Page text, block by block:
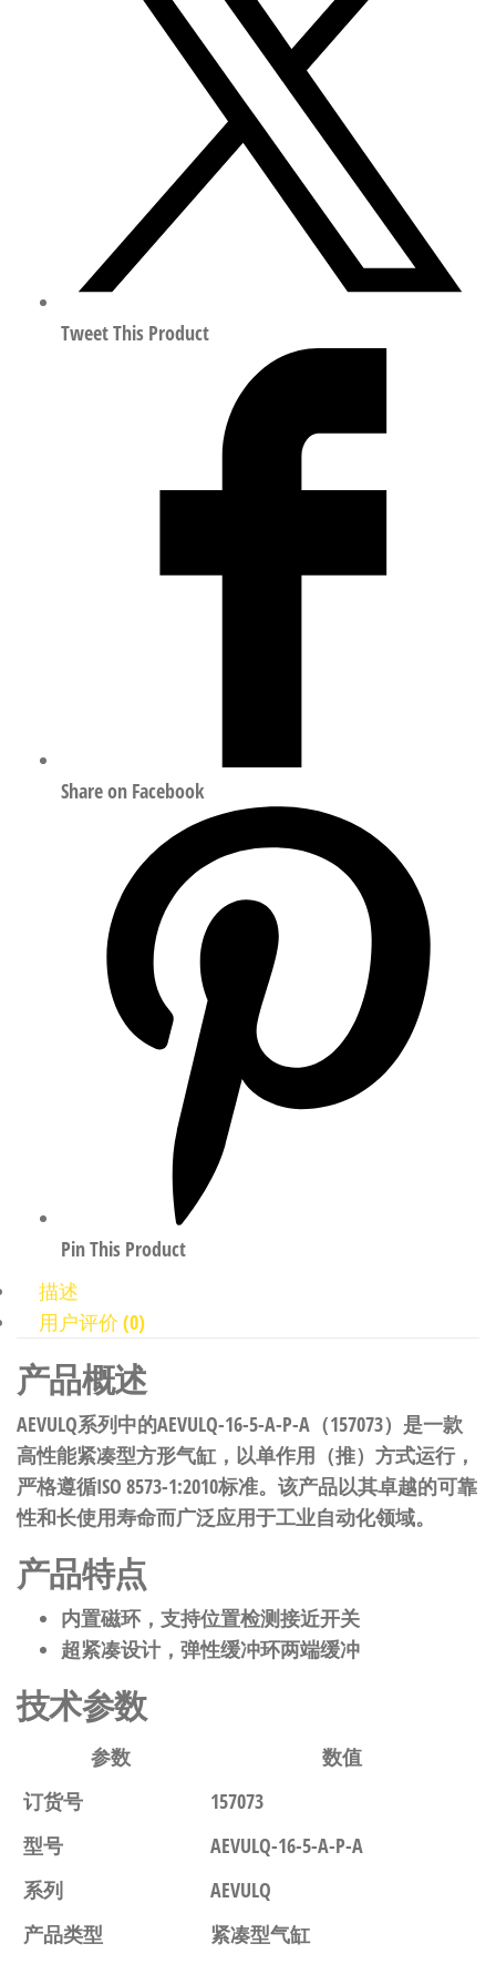
合
ISOTweet This Product
Share on Facebook
Pin This Product
描述
用户评价 (0)
产品概述
AEVULQ系列中的AEVULQ-16-5-A-P-A（157073）是一款
高性能紧凑型方形气缸，以单作用（推）方式运行，
严格遵循ISO 8573-1:2010标准。该产品以其卓越的可靠
性和长使用寿命而广泛应用于工业自动化领域。
产品特点
内置磁环，支持位置检测接近开关
超紧凑设计，弹性缓冲环两端缓冲
技术参数
参数
数值
订货号
157073
型号
AEVULQ-16-5-A-P-A
系列
AEVULQ
产品类型
紧凑型气缸